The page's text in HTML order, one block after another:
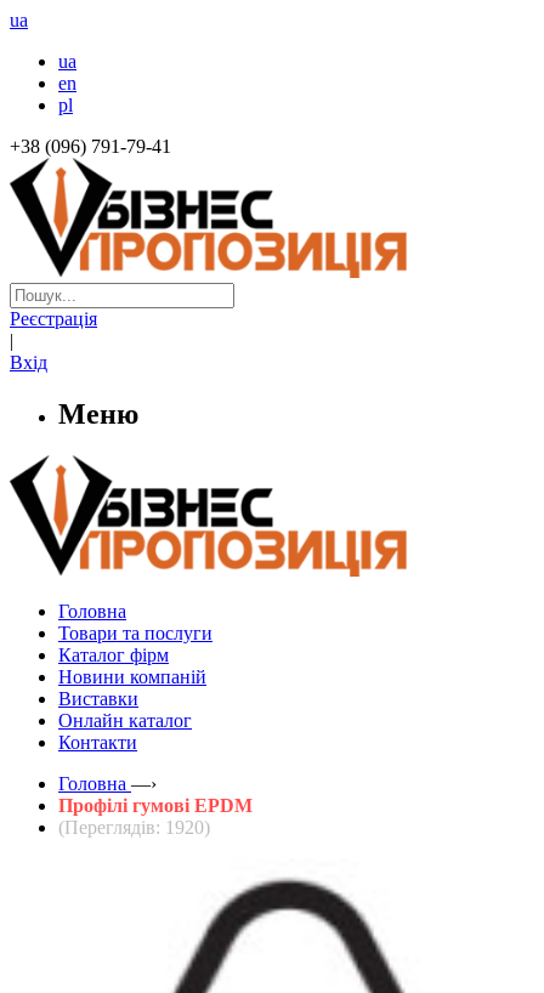
ua
ua
en
pl
+38 (096) 791-79-41
Реєстрація
|
Вхід
Меню
Головна
Товари та послуги
Каталог фірм
Новини компаній
Виставки
Онлайн каталог
Контакти
Головна —›
Профілі гумові EPDM
(Переглядів: 1920)